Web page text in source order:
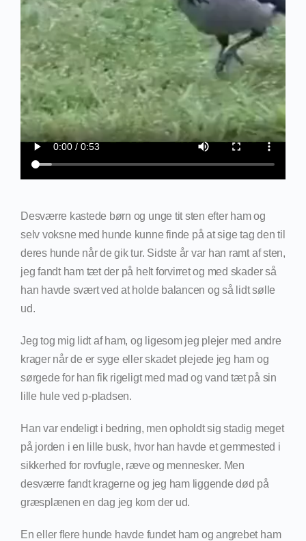
Desværre kastede børn og unge tit sten efter ham og
selv voksne med hunde kunne finde på at sige tag den til
deres hunde når de gik tur. Sidste år var han ramt af sten,
jeg fandt ham tæt der på helt forvirret og med skader så
han havde svært ved at holde balancen og så lidt sølle
ud.
Jeg tog mig lidt af ham, og ligesom jeg plejer med andre
krager når de er syge eller skadet plejede jeg ham og
sørgede for han fik rigeligt med mad og vand tæt på sin
lille hule ved p-pladsen.
Han var endeligt i bedring, men opholdt sig stadig meget
på jorden i en lille busk, hvor han havde et gemmested i
sikkerhed for rovfugle, ræve og mennesker. Men
desværre fandt kragerne og jeg ham liggende død på
græsplænen en dag jeg kom der ud.
En eller flere hunde havde fundet ham og angrebet ham